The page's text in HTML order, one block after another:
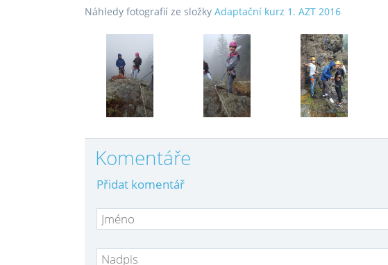
Náhledy fotografií ze složky Adaptační kurz 1. AZT 2016
Komentáře
Přidat komentář